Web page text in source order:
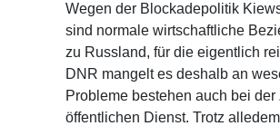
Wegen der Blockadepolitik
sind normale wirtschaftliche
zu Russland, für die eigentlich
DNR mangelt es deshalb an
Probleme bestehen auch bei
öffentlichen Dienst. Trotz